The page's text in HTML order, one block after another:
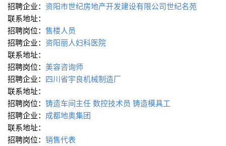
招聘企业： 资阳市世纪房地产开发建设有限公司世纪名苑
联系地址：
招聘岗位： 售楼人员
招聘企业： 资阳丽人妇科医院
联系地址：
招聘岗位： 美容咨询师
招聘企业： 四川省宇良机械制造厂
联系地址：
招聘岗位： 铸造车间主任数控技术员 铸造模具工
招聘企业： 成都地奥集团
联系地址：
招聘岗位： 销售代表